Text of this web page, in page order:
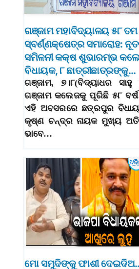
ଗଞ୍ଜାମ ମହାବିଦ୍ୟାଳୟ ୫୮ ତମ
ସ୍ବର୍ଣ୍ଣକ୍ଷେତ୍ର ସମାରୋହ:
ସମିଳନୀ କକ୍ଷ ଶୁଭାରମ୍ଭ
ବିଧାୟକ, ୮ ଛାତ୍ରୀଛାତ୍ରଙ୍କୁ…
ଗଞ୍ଜାମ, ୭।୮(ବିଦ୍ୟାଧର ସାହୁ
ଗଞ୍ଜାମ କଲେଜକୁ ପୂରିଛି ୫୮ ବର୍ଷ
ଏହି ଅବସରରେ ଛତ୍ରପୁର
କୃଷ୍ଣ ଚନ୍ଦ୍ର ନାୟକ ମୁଖ୍ୟ
ଭାବେ…
ମୋ ସମୁଦିଙ୍କୁ ଫାଶୀ